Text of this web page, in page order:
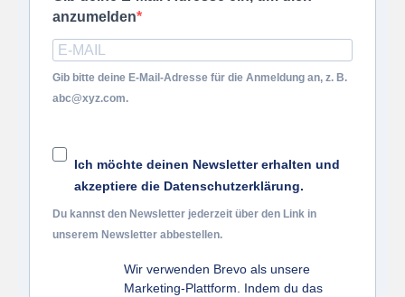
anzumelden
Gib bitte deine E-Mail-Adresse für die Anmeldung an, z. B.
abc@xyz.com.
Ich möchte deinen Newsletter erhalten und
akzeptiere die Datenschutzerklärung.
Du kannst den Newsletter jederzeit über den Link in
unserem Newsletter abbestellen.
Wir verwenden Brevo als unsere
Marketing-Plattform. Indem du das